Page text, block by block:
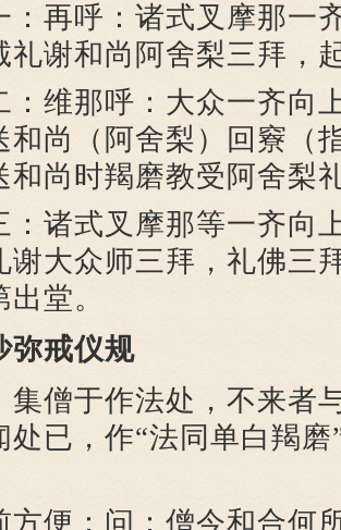
呼：诸式叉摩那一
礼谢和尚阿舍梨三拜，
那呼：大众一齐向
和尚（阿舍梨）回竂（
和尚时羯磨教受阿舍梨
式叉摩那等一齐向
谢大众师三拜，礼佛三
堂。
戒仪规
于作法处，不来者
处已，作“法同单白羯
：问：僧今和合何